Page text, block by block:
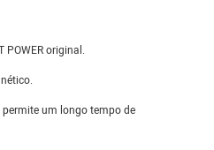
original.
um longo tempo de